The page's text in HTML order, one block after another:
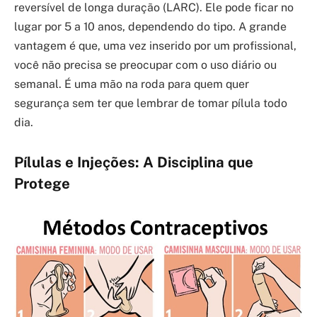
reversível de longa duração (LARC). Ele pode ficar no
lugar por 5 a 10 anos, dependendo do tipo. A grande
vantagem é que, uma vez inserido por um profissional,
você não precisa se preocupar com o uso diário ou
semanal. É uma mão na roda para quem quer
segurança sem ter que lembrar de tomar pílula todo
dia.
Pílulas e Injeções: A Disciplina que
Protege